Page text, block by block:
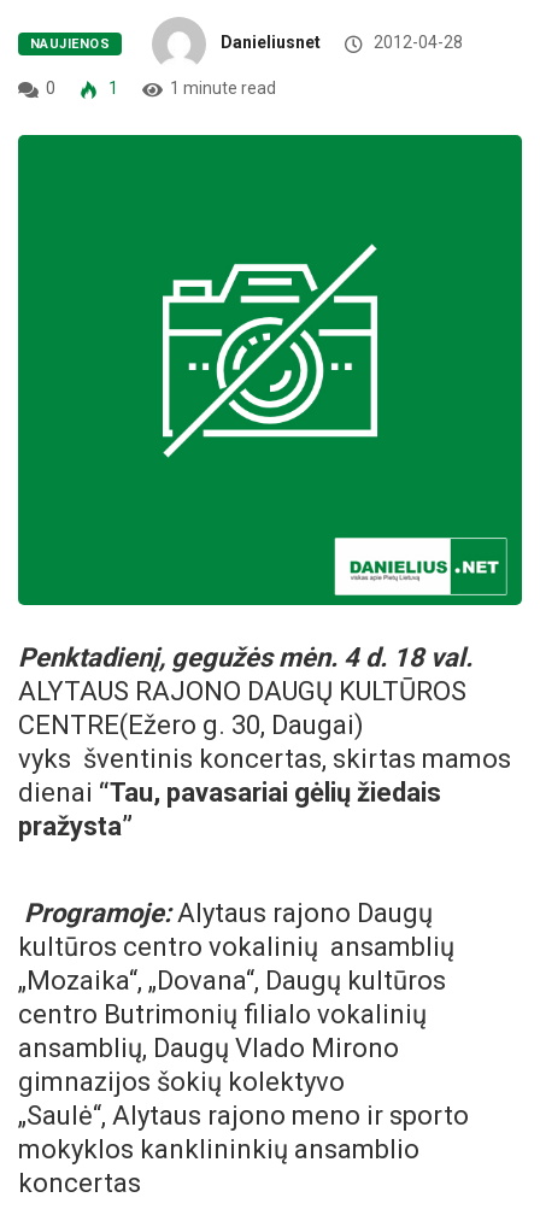
NAUJIENOS Danieliusnet 2012-04-28
0 1 1 minute read
Penktadienį, gegužės mėn. 4 d. 18 val.
ALYTAUS RAJONO DAUGŲ KULTŪROS
CENTRE(Ežero g. 30, Daugai)
vyks šventinis koncertas, skirtas mamos
dienai “Tau, pavasariai gėlių žiedais
pražysta”
Programoje:Alytaus rajono Daugų
kultūros centro vokalinių ansamblių
„Mozaika“, „Dovana“, Daugų kultūros
centro Butrimonių filialo vokalinių
ansamblių, Daugų Vlado Mirono
gimnazijos šokių kolektyvo
„Saulė“, Alytaus rajono meno ir sporto
mokyklos kanklininkių ansamblio
koncertas